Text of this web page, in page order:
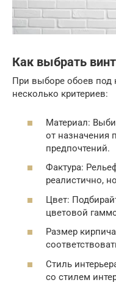
Как выбрать
При выборе обоев под
несколько критериев:
Материал:
от назначения
предпочтений.
Фактура:
реалистично,
Цвет:
цветовой
Размер
Стиль
со стилем